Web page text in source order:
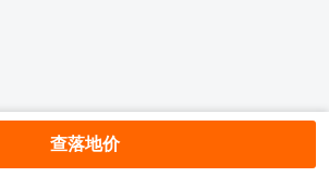
查落地价